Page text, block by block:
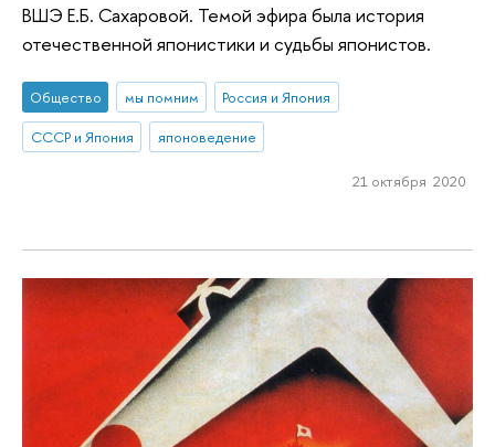
ВШЭ Е.Б. Сахаровой. Темой эфира была история
отечественной японистики и судьбы японистов.
Общество мы помним
Россия и Япония
СССР и Япония
японоведение
21 октября 2020